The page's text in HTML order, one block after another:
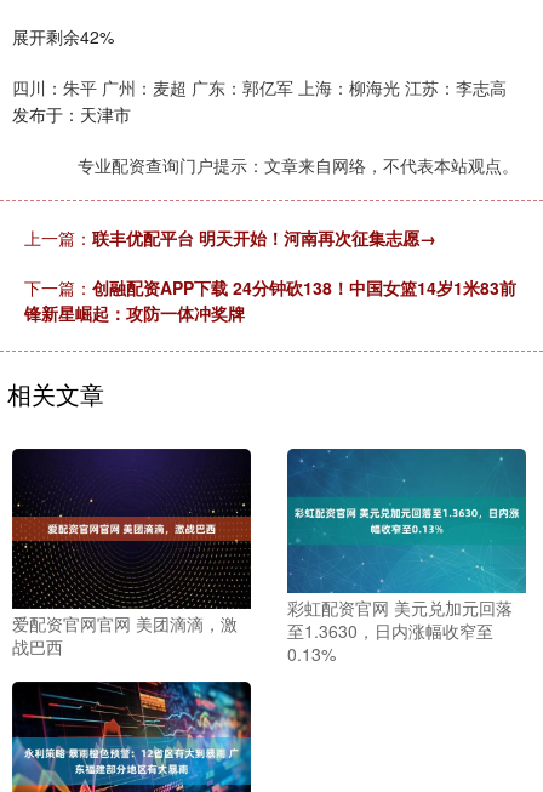
展开剩余42%
四川：朱平 广州：麦超 广东：郭亿军 上海：柳海光 江苏：李志高
发布于：天津市
专业配资查询门户提示：文章来自网络，不代表本站观点。
上一篇： 联丰优配平台 明天开始！河南再次征集志愿→
下一篇： 创融配资APP下载 24分钟砍138！中国女篮14岁1米83前
锋新星崛起：攻防一体冲奖牌
相关文章
爱配资官网官网 美团滴滴，激
战巴西
彩虹配资官网 美元兑加元回落
至1.3630，日内涨幅收窄至
0.13%